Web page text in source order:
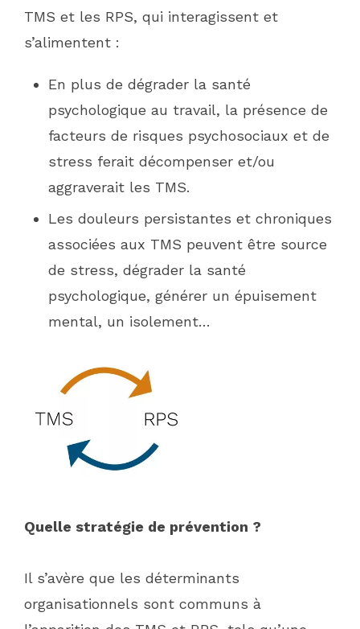
TMS et les RPS, qui interagissent et
s’alimentent :
En plus de dégrader la santé
psychologique au travail, la présence de
facteurs de risques psychosociaux et de
stress ferait décompenser et/ou
aggraverait les TMS.
Les douleurs persistantes et chroniques
associées aux TMS peuvent être source
de stress, dégrader la santé
psychologique, générer un épuisement
mental, un isolement…
Quelle stratégie de prévention ?
Il s’avère que les déterminants
organisationnels sont communs à